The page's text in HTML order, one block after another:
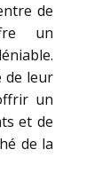
de
un
de leur
un
et de
de la